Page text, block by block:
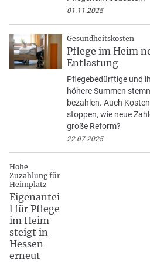
01.11.2025
Gesundheitskosten
Pflege im Heim
Entlastung
Pflegebedürftige und
höhere Summen
bezahlen. Auch
stoppen, wie neue
große Reform?
22.07.2025
Hohe
Zuzahlung für
Heimplatz
Eigenantei
l für Pflege
im Heim
steigt in
Hessen
erneut